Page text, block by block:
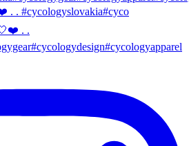
. . #cycologyslovakia#cyco